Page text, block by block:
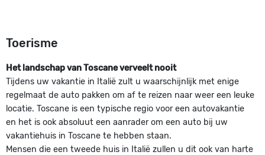
Toerisme
Het landschap van Toscane verveelt nooit
Tijdens uw vakantie in Italië zult u waarschijnlijk met enige
regelmaat de auto pakken om af te reizen naar weer een leuke
locatie. Toscane is een typische regio voor een autovakantie
en het is ook absoluut een aanrader om een auto bij uw
vakantiehuis in Toscane te hebben staan.
Mensen die een tweede huis in Italië zullen u dit ook van harte